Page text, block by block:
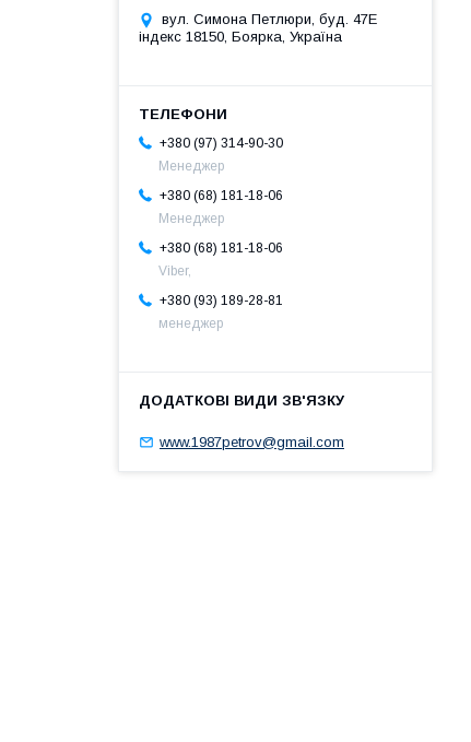
вул. Симона Петлюри, буд. 47Е
індекс 18150, Боярка, Україна
+380 (97) 314-90-30
Менеджер
+380 (68) 181-18-06
Менеджер
+380 (68) 181-18-06
Viber,
+380 (93) 189-28-81
менеджер
www.1987petrov@gmail.com